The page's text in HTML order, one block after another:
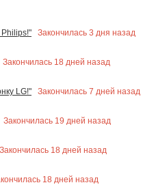
Закончилась 3 дня назад
Закончилась 18 дней назад
LG!"
Закончилась 7 дней назад
Закончилась 19 дней назад
Закончилась 18 дней назад
18 дней назад